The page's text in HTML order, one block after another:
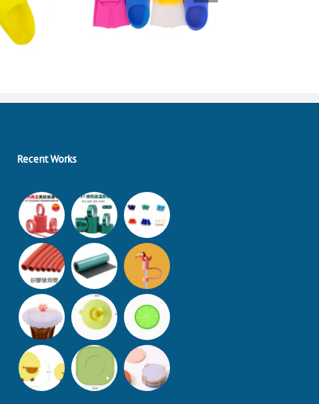
Recent Works